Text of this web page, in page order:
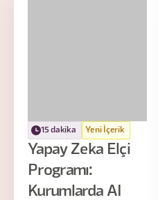
15 dakika Yeni İçerik
Yapay Zeka Elçi
Programı:
Kurumlarda AI